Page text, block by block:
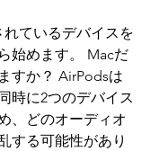
ているデバイスを
始めます。 Macだ
すか？ AirPodsは
時に2つのデバイス
、どのオーディオ
する可能性があり